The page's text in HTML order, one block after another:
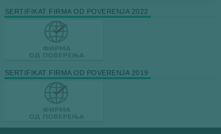
SERTIFIKAT FIRMA OD POVERENJA 2022
SERTIFIKAT FIRMA OD POVERENJA 2019